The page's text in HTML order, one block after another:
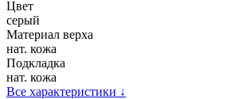
Цвет
серый
Материал верха
нат. кожа
Подкладка
нат. кожа
Все характеристики ↓